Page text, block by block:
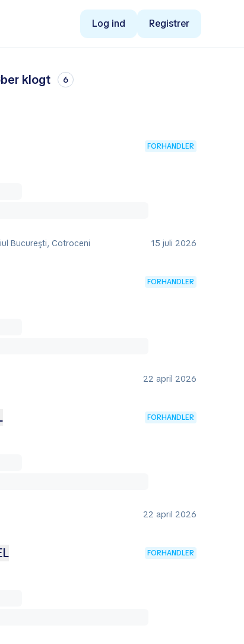
Log ind Registrer
klogt 6
FORHANDLER
Bucureşti, Cotroceni
15 juli 2026
FORHANDLER
22 april 2026
FORHANDLER
22 april 2026
FORHANDLER